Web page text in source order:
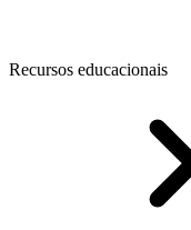
Recursos educacionais